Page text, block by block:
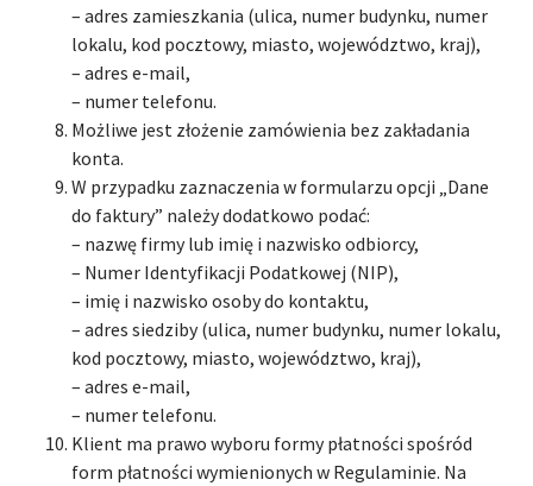
– adres zamieszkania (ulica, numer budynku, numer
lokalu, kod pocztowy, miasto, województwo, kraj),
– adres e-mail,
– numer telefonu.
Możliwe jest złożenie zamówienia bez zakładania
konta.
W przypadku zaznaczenia w formularzu opcji „Dane
do faktury” należy dodatkowo podać:
– nazwę firmy lub imię i nazwisko odbiorcy,
– Numer Identyfikacji Podatkowej (NIP),
– imię i nazwisko osoby do kontaktu,
– adres siedziby (ulica, numer budynku, numer lokalu,
kod pocztowy, miasto, województwo, kraj),
– adres e-mail,
– numer telefonu.
Klient ma prawo wyboru formy płatności spośród
form płatności wymienionych w Regulaminie. Na